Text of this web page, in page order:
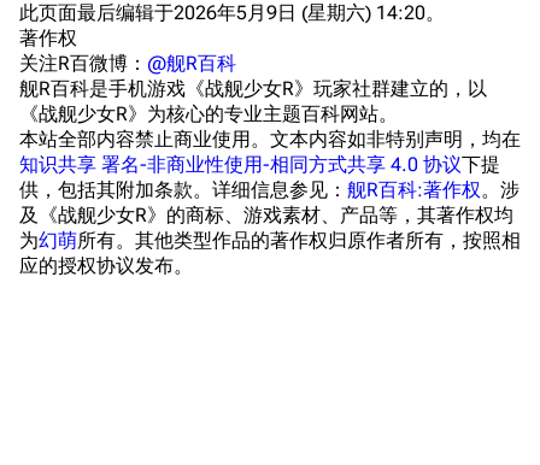
餐厅与料理
浴室
学院与战术
放映厅
战区支队基地
工程局
特别船坞
历次活动关卡图标
舰娘对话小剧场
舰船造船厂一览
舰船归宿一览
舰名溯源
舰艇徽章与格言
此页面最后编辑于2026年5月9日 (星期六) 14:20。
著作权
关注R百微博： @舰R百科
舰R百科是手机游戏《战舰少女R》玩家社群建立的，以
《战舰少女R》为核心的专业主题百科网站。
本站全部内容禁止商业使用。文本内容如非特别声明，均在
知识共享 署名-非商业性使用-相同方式共享 4.0 协议下提
供，包括其附加条款。详细信息参见： 舰R百科:著作权。涉
及《战舰少女R》的商标、游戏素材、产品等，其著作权均
为幻萌所有。其他类型作品的著作权归原作者所有，按照相
应的授权协议发布。